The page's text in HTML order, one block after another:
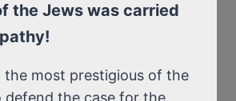
the Jews was carried
the most prestigious of the